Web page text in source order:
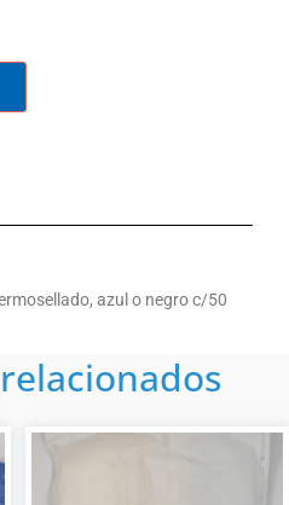
azul o negro c/50